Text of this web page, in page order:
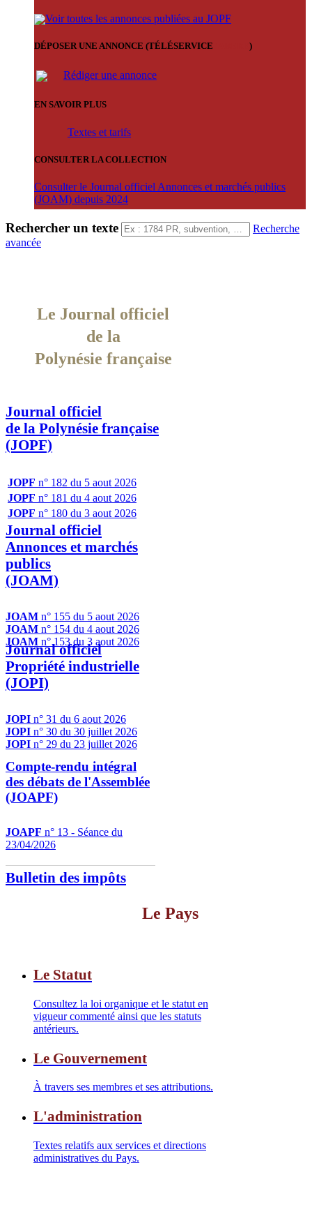
Voir toutes les annonces publiées au JOPF
DÉPOSER UNE ANNONCE (TÉLÉSERVICE )
Rédiger une annonce
EN SAVOIR PLUS
Textes et tarifs
CONSULTER LA COLLECTION
Consulter le Journal officiel Annonces et marchés publics
(JOAM) depuis 2024
Rechercher un texte
Recherche
avancée
Le Journal officiel
de la
Polynésie française
Journal officiel
de la Polynésie française
(JOPF)
JOPF n° 182 du 5 aout 2026
JOPF n° 181 du 4 aout 2026
JOPF n° 180 du 3 aout 2026
Journal officiel
Annonces et marchés
publics
(JOAM)
JOAM n° 155 du 5 aout 2026
JOAM n° 154 du 4 aout 2026
JOAM n° 153 du 3 aout 2026
Journal officiel
Propriété industrielle
(JOPI)
JOPI n° 31 du 6 aout 2026
JOPI n° 30 du 30 juillet 2026
JOPI n° 29 du 23 juillet 2026
Compte-rendu intégral
des débats de l'Assemblée
(JOAPF)
JOAPF n° 13 - Séance du
23/04/2026
Bulletin des impôts
Le Pays
Le Statut
Consultez la loi organique et le statut en
vigueur commenté ainsi que les statuts
antérieurs.
Le Gouvernement
À travers ses membres et ses attributions.
L'administration
Textes relatifs aux services et directions
administratives du Pays.